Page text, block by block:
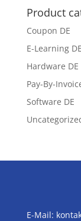
Product
Coupon DE
E-Learning DE
Hardware DE
Pay-By-
Software DE
E-Mail: